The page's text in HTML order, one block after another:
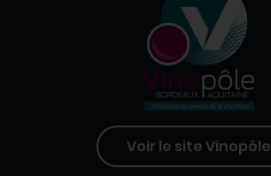
Voir le site Vinopôle